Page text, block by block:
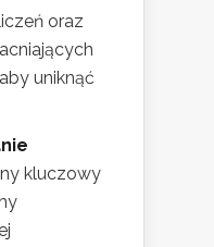
oraz
uniknąć
kluczowy